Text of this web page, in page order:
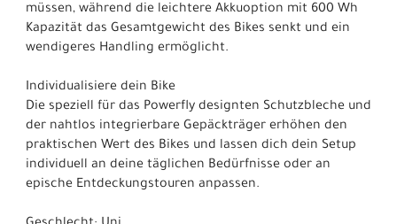
müssen, während die leichtere Akkuoption mit 600 Wh
Kapazität das Gesamtgewicht des Bikes senkt und ein
wendigeres Handling ermöglicht.
Individualisiere dein Bike
Die speziell für das Powerfly designten Schutzbleche und
der nahtlos integrierbare Gepäckträger erhöhen den
praktischen Wert des Bikes und lassen dich dein Setup
individuell an deine täglichen Bedürfnisse oder an
epische Entdeckungstouren anpassen.